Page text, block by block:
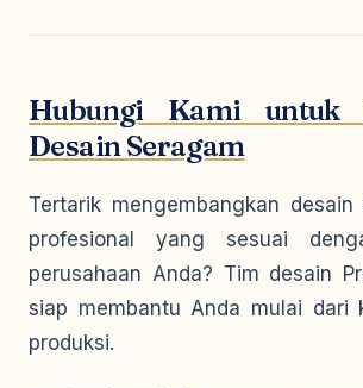
Hubungi Kami untuk
Desain Seragam
Tertarik mengembangkan
profesional yang sesuai
perusahaan Anda? Tim desain
siap membantu Anda mulai dari
produksi.